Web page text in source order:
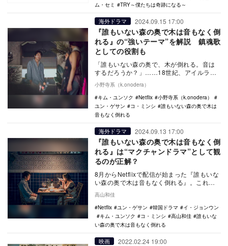
ム・セミ
TRY～僕たちは奇跡になる～
海外ドラマ 2024.09.15 17:00
『誰もいない森の奥で木は音もなく倒
れる』の“強いテーマ”を解説 鎮魂歌
としての役割も
「誰もいない森の奥で、木が倒れる。音は
するだろうか？」……18世紀、アイルラン
ドの哲学者ジョージ・バークリーが発し
た、有名な問い…
小野寺系（k.onodera）
キム・ユンソク
Netflix
小野寺系（k.onodera）
ユン・ゲサン
コ・ミンシ
誰もいない森の奥で木は
音もなく倒れる
海外ドラマ 2024.09.13 17:00
『誰もいない森の奥で木は音もなく倒
れる』は“マクチャンドラマ”として観
るのが正解？
8月からNetflixで配信が始まった『誰もいな
い森の奥で木は音もなく倒れる』。これま
での韓国ドラマにはない、この長くて意味
深な…
高山和佳
Netflix
ユン・ゲサン 韓国ドラマ
イ・ジョンウン
キム・ユンソク
コ・ミンシ 高山和佳
誰もいな
い森の奥で木は音もなく倒れる
映画 2022.02.24 19:00